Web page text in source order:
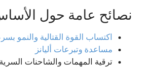
نصائح عامة حول
اكتساب القوة القتالية والنمو
مساعدة وتبرعات أليانز
ترقية المهمات والشاحنات السرية